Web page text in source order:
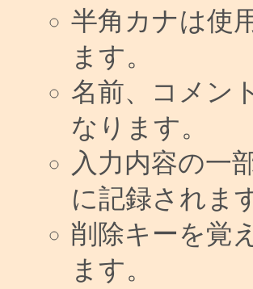
半角カナは使
ます。
名前、コメン
なります。
入力内容の一
に記録されま
削除キーを覚
ます。